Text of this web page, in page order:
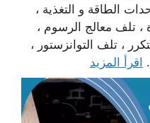
الطاقة و التغذية ،
، تلف معالج الرسوم ،
، تلف التوانزستور ،
اقرأ المزيد